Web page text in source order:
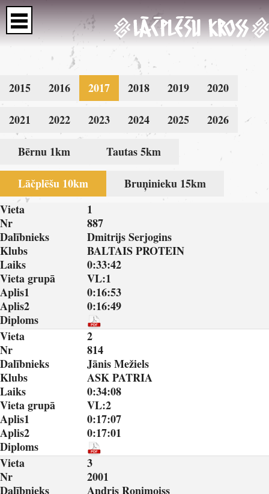
2015 2016 2017 2018 2019 2020
2021 2022 2023 2024 2025 2026
Bērnu 1km Tautas 5km
Lāčplēšu 10km
Bruņinieku 15km
Vieta
1
Nr
887
Dalībnieks
Dmitrijs Serjogins
Klubs
BALTAIS PROTEIN
Laiks
0:33:42
Vieta grupā
VL:1
Aplis1
0:16:53
Aplis2
0:16:49
Diploms
Vieta
2
Nr
814
Dalībnieks
Jānis Mežiels
Klubs
ASK PATRIA
Laiks
0:34:08
Vieta grupā
VL:2
Aplis1
0:17:07
Aplis2
0:17:01
Diploms
Vieta
3
Nr
2001
Dalībnieks
Andris Ronimoiss